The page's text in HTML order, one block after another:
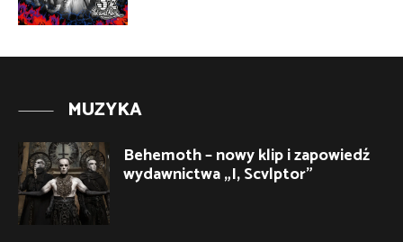
MUZYKA
Behemoth – nowy klip i zapowiedź
wydawnictwa „I, Scvlptor”